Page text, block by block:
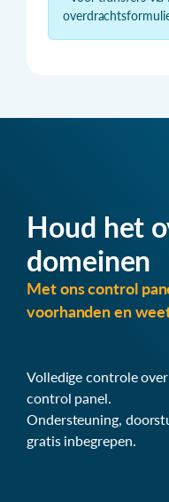
Houd het
domeinen
Met ons control
voorhanden en
Volledige controle
control panel.
Ondersteuning,
gratis inbegrepen.